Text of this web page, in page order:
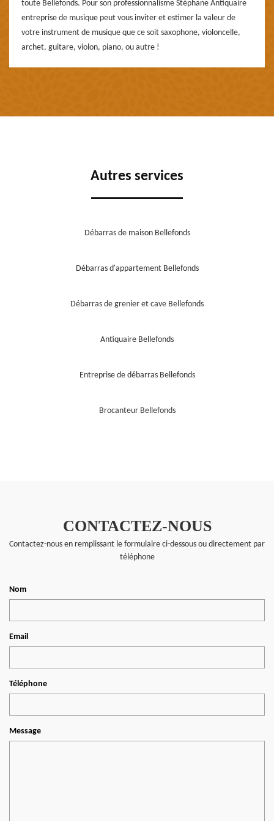
toute Bellefonds. Pour son professionnalisme Stéphane Antiquaire
entreprise de musique peut vous inviter et estimer la valeur de
votre instrument de musique que ce soit saxophone, violoncelle,
archet, guitare, violon, piano, ou autre !
Autres services
Débarras de maison Bellefonds
Débarras d'appartement Bellefonds
Débarras de grenier et cave Bellefonds
Antiquaire Bellefonds
Entreprise de débarras Bellefonds
Brocanteur Bellefonds
CONTACTEZ-NOUS
Contactez-nous en remplissant le formulaire ci-dessous ou directement par
téléphone
Nom
Email
Téléphone
Message